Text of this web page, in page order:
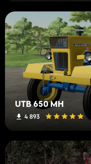
UTB 650 MH
4 893